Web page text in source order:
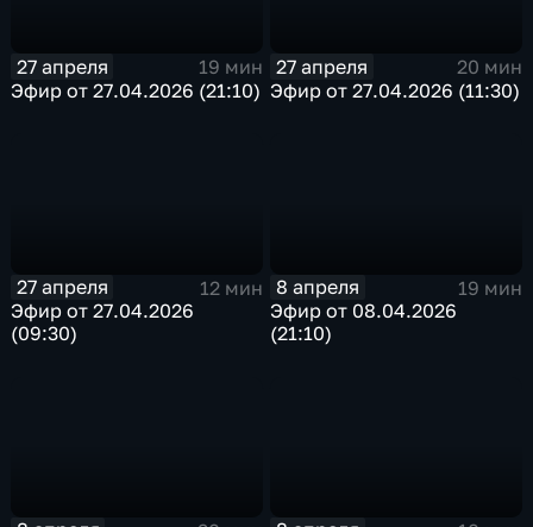
27 апреля
19 мин
Эфир от 27.04.2026 (21:10)
27 апреля
20 мин
Эфир от 27.04.2026 (11:30)
27 апреля
12 мин
Эфир от 27.04.2026
(09:30)
8 апреля
19 мин
Эфир от 08.04.2026
(21:10)